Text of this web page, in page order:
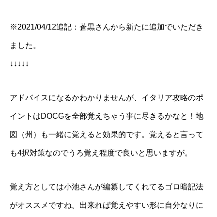
※2021/04/12追記：蒼黒さんから新たに追加でいただき
ました。
↓↓↓↓↓
アドバイスになるかわかりませんが、イタリア攻略のポ
イントはDOCGを全部覚えちゃう事に尽きるかなと！地
図（州）も一緒に覚えると効果的です。覚えると言って
も4択対策なのでうろ覚え程度で良いと思いますが。
覚え方としては小池さんが編纂してくれてるゴロ暗記法
がオススメですね。出来れば覚えやすい形に自分なりに